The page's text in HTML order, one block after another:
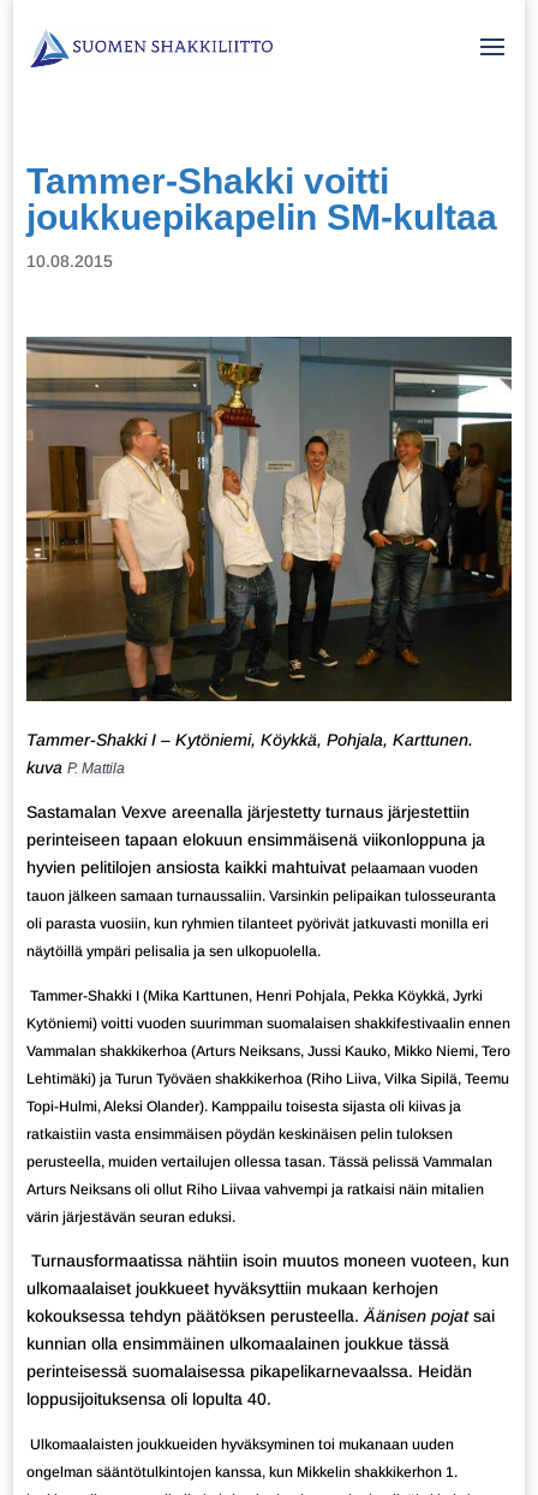
Tammer-Shakki voitti
joukkuepikapelin SM-kultaa
10.08.2015
Tammer-Shakki I – Kytöniemi, Köykkä, Pohjala, Karttunen.
kuva P. Mattila
Sastamalan Vexve areenalla järjestetty turnaus järjestettiin
perinteiseen tapaan elokuun ensimmäisenä viikonloppuna ja
hyvien pelitilojen ansiosta kaikki mahtuivat pelaamaan vuoden
tauon jälkeen samaan turnaussaliin. Varsinkin pelipaikan tulosseuranta
oli parasta vuosiin, kun ryhmien tilanteet pyörivät jatkuvasti monilla eri
näytöillä ympäri pelisalia ja sen ulkopuolella.
Tammer-Shakki I (Mika Karttunen, Henri Pohjala, Pekka Köykkä, Jyrki
Kytöniemi) voitti vuoden suurimman suomalaisen shakkifestivaalin ennen
Vammalan shakkikerhoa (Arturs Neiksans, Jussi Kauko, Mikko Niemi, Tero
Lehtimäki) ja Turun Työväen shakkikerhoa (Riho Liiva, Vilka Sipilä, Teemu
Topi-Hulmi, Aleksi Olander). Kamppailu toisesta sijasta oli kiivas ja
ratkaistiin vasta ensimmäisen pöydän keskinäisen pelin tuloksen
perusteella, muiden vertailujen ollessa tasan. Tässä pelissä Vammalan
Arturs Neiksans oli ollut Riho Liivaa vahvempi ja ratkaisi näin mitalien
värin järjestävän seuran eduksi.
Turnausformaatissa nähtiin isoin muutos moneen vuoteen, kun
ulkomaalaiset joukkueet hyväksyttiin mukaan kerhojen
kokouksessa tehdyn päätöksen perusteella.Äänisen pojatsai
kunnian olla ensimmäinen ulkomaalainen joukkue tässä
perinteisessä suomalaisessa pikapelikarnevaalssa. Heidän
loppusijoituksensa oli lopulta 40.
Ulkomaalaisten joukkueiden hyväksyminen toi mukanaan uuden
ongelman sääntötulkintojen kanssa, kun Mikkelin shakkikerhon 1.